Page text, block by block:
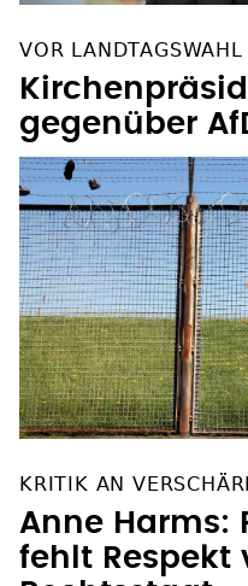
VOR
gegenüber
KRITIK AN
Anne Harms:
fehlt Respekt